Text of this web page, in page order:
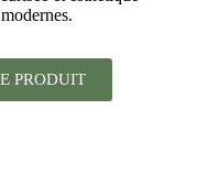
PRODUIT